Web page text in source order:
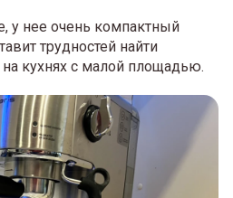
у нее очень компактный
трудностей найти
кухнях с малой площадью.